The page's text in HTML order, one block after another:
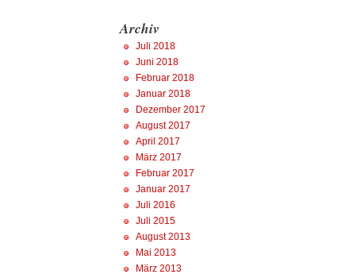
Archiv
Juli 2018
Juni 2018
Februar 2018
Januar 2018
Dezember 2017
August 2017
April 2017
März 2017
Februar 2017
Januar 2017
Juli 2016
Juli 2015
August 2013
Mai 2013
März 2013